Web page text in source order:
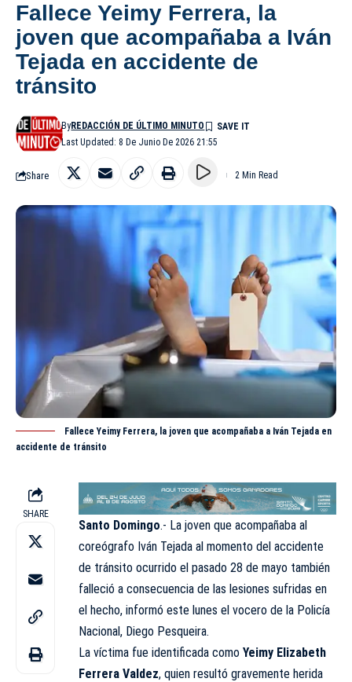
Fallece Yeimy Ferrera, la
joven que acompañaba a Iván
Tejada en accidente de
tránsito
Last Updated: 8 De Junio De 2026 21:55
ByREDACCIÓN DE ÚLTIMO MINUTO
Share 2 Min Read
Fallece Yeimy Ferrera, la joven que acompañaba a Iván Tejada en
accidente de tránsito
SHARE
Santo Domingo.- La joven que acompañaba al
coreógrafo Iván Tejada al momento del accidente
de tránsito ocurrido el pasado 28 de mayo también
falleció a consecuencia de las lesiones sufridas en
el hecho, informó este lunes el vocero de la Policía
Nacional, Diego Pesqueira.
La víctima fue identificada como Yeimy Elizabeth
Ferrera Valdez, quien resultó gravemente herida